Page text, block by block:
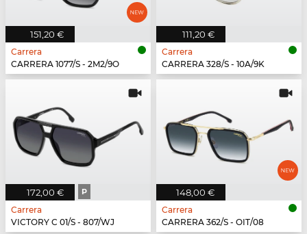
151,20 €
Carrera
CARRERA 1077/S - 2M2/9O
111,20 €
Carrera
CARRERA 328/S - 10A/9K
172,00 € P
Carrera
VICTORY C 01/S - 807/WJ
148,00 €
Carrera
CARRERA 362/S - OIT/08